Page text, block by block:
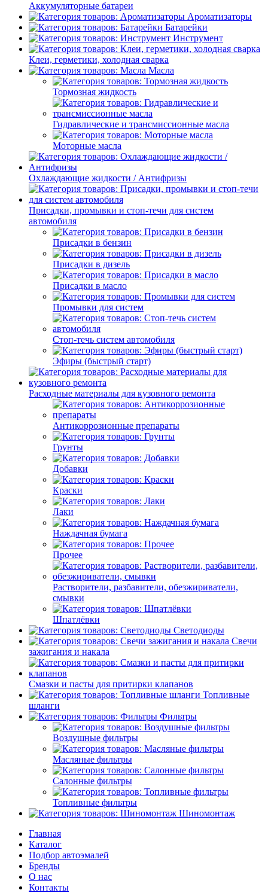
Аккумуляторные батареи
Ароматизаторы
Батарейки
Инструмент
Клеи, герметики, холодная сварка
Масла
Тормозная жидкость
Гидравлические и трансмиссионные масла
Моторные масла
Охлаждающие жидкости / Антифризы
Присадки, промывки и стоп-течи для систем
автомобиля
Присадки в бензин
Присадки в дизель
Присадки в масло
Промывки для систем
Стоп-течь систем автомобиля
Эфиры (быстрый старт)
Расходные материалы для кузовного ремонта
Антикоррозионные препараты
Грунты
Добавки
Краски
Лаки
Наждачная бумага
Прочее
Растворители, разбавители, обезжириватели,
смывки
Шпатлёвки
Светодиоды
Свечи
зажигания и накала
Смазки и пасты для притирки клапанов
Топливные
шланги
Фильтры
Воздушные фильтры
Масляные фильтры
Салонные фильтры
Топливные фильтры
Шиномонтаж
Главная
Каталог
Подбор автоэмалей
Бренды
О нас
Контакты